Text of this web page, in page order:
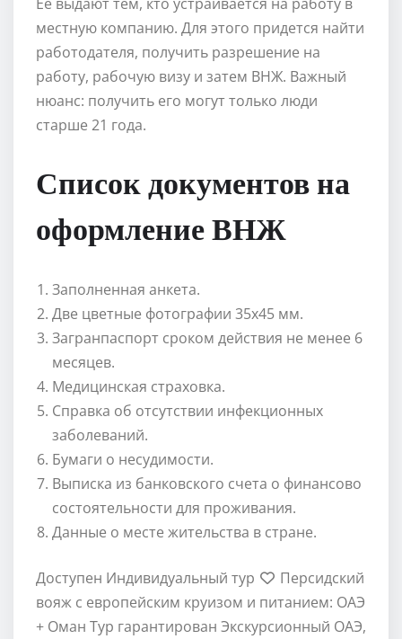
местную компанию. Для этого придется найти
работодателя, получить разрешение на
работу, рабочую визу и затем ВНЖ. Важный
нюанс: получить его могут только люди
старше 21 года.
Список документов на
оформление ВНЖ
Заполненная анкета.
Две цветные фотографии 35х45 мм.
Загранпаспорт сроком действия не менее 6
месяцев.
Медицинская страховка.
Справка об отсутствии инфекционных
заболеваний.
Бумаги о несудимости.
Выписка из банковского счета о финансово
состоятельности для проживания.
Данные о месте жительства в стране.
Доступен Индивидуальный тур
Персидский
вояж с европейским круизом и питанием: ОАЭ
+ Оман Тур гарантирован Экскурсионный ОАЭ,